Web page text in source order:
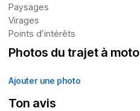
Paysages
Virages
Points d’intérêts
Photos du trajet à moto
Ajouter une photo
Ton avis